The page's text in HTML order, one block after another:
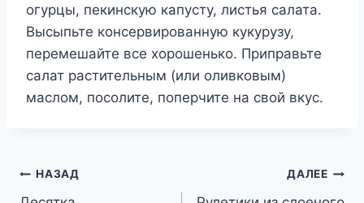
огурцы, пекинскую капусту, листья салата.
Высыпьте консервированную кукурузу,
перемешайте все хорошенько. Приправьте
салат растительным (или оливковым)
маслом, посолите, поперчите на свой вкус.
Навигация
НАЗАД ДАЛЕЕ